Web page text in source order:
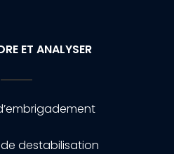
ET ANALYSER
destabilisation